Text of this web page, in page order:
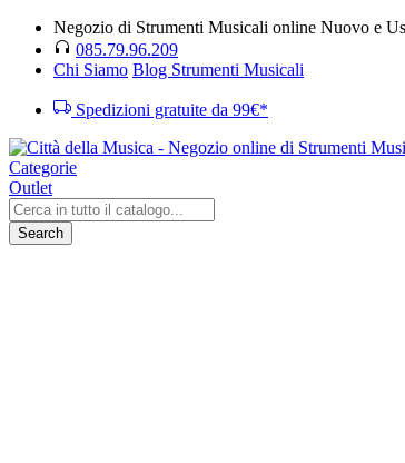
Negozio di Strumenti Musicali online Nuovo e
085.79.96.209
Chi Siamo Blog Strumenti Musicali
Spedizioni gratuite da 99€*
Categorie
Outlet
Search